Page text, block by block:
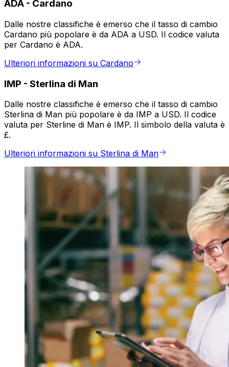
ADA - Cardano
Dalle nostre classifiche è emerso che il tasso di cambio
Cardano più popolare è da ADA a USD. Il codice valuta
per Cardano è ADA.
Ulteriori informazioni su Cardano
IMP - Sterlina di Man
Dalle nostre classifiche è emerso che il tasso di cambio
Sterlina di Man più popolare è da IMP a USD. Il codice
valuta per Sterline di Man è IMP. Il simbolo della valuta è
£.
Ulteriori informazioni su Sterlina di Man